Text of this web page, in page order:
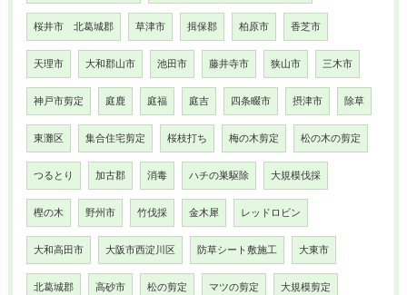
桜井市 北葛城郡 草津市 揖保郡 柏原市 香芝市
天理市 大和郡山市 池田市 藤井寺市 狭山市 三木市
神戸市剪定 庭鹿 庭福 庭吉 四条畷市 摂津市 除草
東灘区 集合住宅剪定 桜枝打ち 梅の木剪定 松の木の剪定
つるとり 加古郡 消毒 ハチの巣駆除 大規模伐採
樫の木 野州市 竹伐採 金木犀 レッドロビン
大和高田市 大阪市西淀川区 防草シート敷施工 大東市
北葛城郡 高砂市 松の剪定 マツの剪定 大規模剪定